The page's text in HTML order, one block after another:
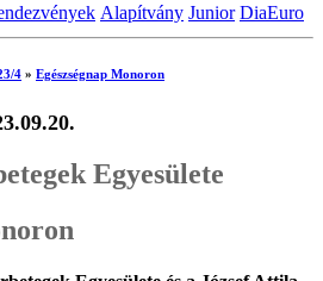
Alapítvány Junior DiaEuro
4 » Egészségnap Monoron
Egyesülete